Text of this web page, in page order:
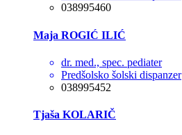
038995460
Maja ROGIĆ ILIĆ
dr. med., spec. pediater
Predšolsko šolski dispanzer
038995452
Tjaša KOLARIČ